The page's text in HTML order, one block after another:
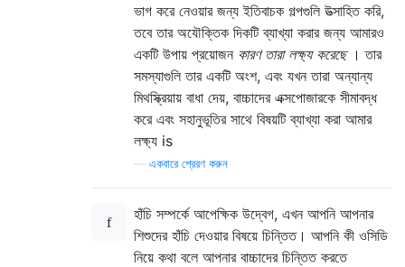
ভাগ করে নেওয়ার জন্য ইতিবাচক গল্পগুলি উত্সাহিত করি,
তবে তার অযৌক্তিক দিকটি ব্যাখ্যা করার জন্য আমারও
একটি উপায় প্রয়োজন কারণ তারা লক্ষ্য করেছে। তার
সমস্যাগুলি তার একটি অংশ, এবং যখন তারা অন্যান্য
মিথস্ক্রিয়ায় বাধা দেয়, বাচ্চাদের এক্সপোজারকে সীমাবদ্ধ
করে এবং সহানুভূতির সাথে বিষয়টি ব্যাখ্যা করা আমার
লক্ষ্য is
একবারে প্রেরণ করুন
হাঁচি সম্পর্কে আপেক্ষিক উদ্বেগ, এখন আপনি আপনার
শিশুদের হাঁচি দেওয়ার বিষয়ে চিন্তিত। আপনি কী ওসিডি
নিয়ে কথা বলে আপনার বাচ্চাদের চিন্তিত করতে